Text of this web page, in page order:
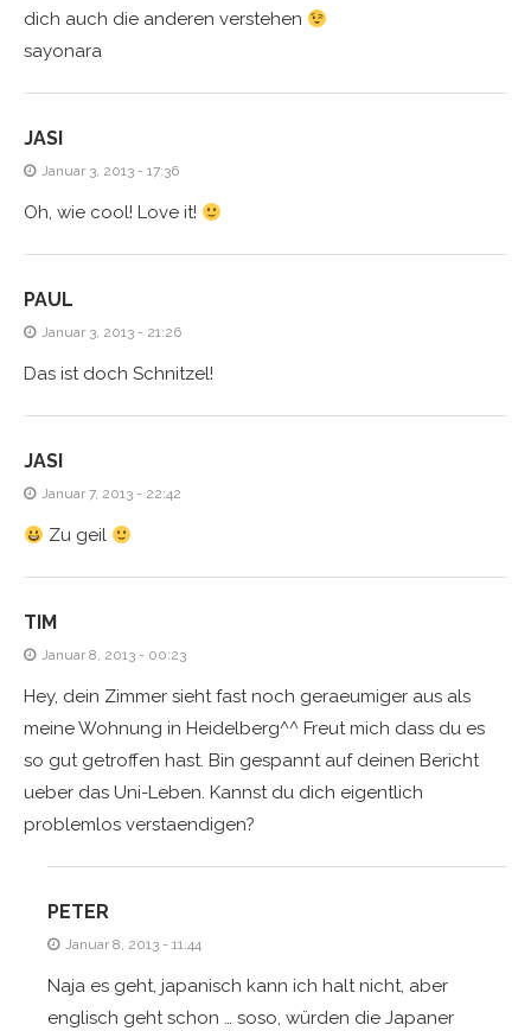
dich auch die anderen verstehen
sayonara
JASI
Januar 3, 2013 - 17:36
Oh, wie cool! Love it!
PAUL
Januar 3, 2013 - 21:26
Das ist doch Schnitzel!
JASI
Januar 7, 2013 - 22:42
Zu geil
TIM
Januar 8, 2013 - 00:23
Hey, dein Zimmer sieht fast noch geraeumiger aus als
meine Wohnung in Heidelberg^^ Freut mich dass du es
so gut getroffen hast. Bin gespannt auf deinen Bericht
ueber das Uni-Leben. Kannst du dich eigentlich
problemlos verstaendigen?
PETER
Januar 8, 2013 - 11:44
Naja es geht, japanisch kann ich halt nicht, aber
englisch geht schon … soso, würden die Japaner